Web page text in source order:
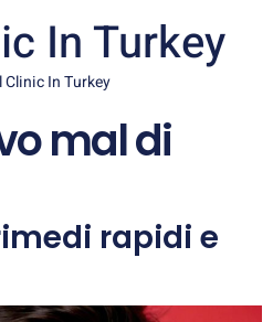
In Turkey
In Turkey
mal di
rapidi e